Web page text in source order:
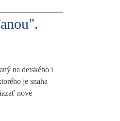
na detského i
je snaha
nové